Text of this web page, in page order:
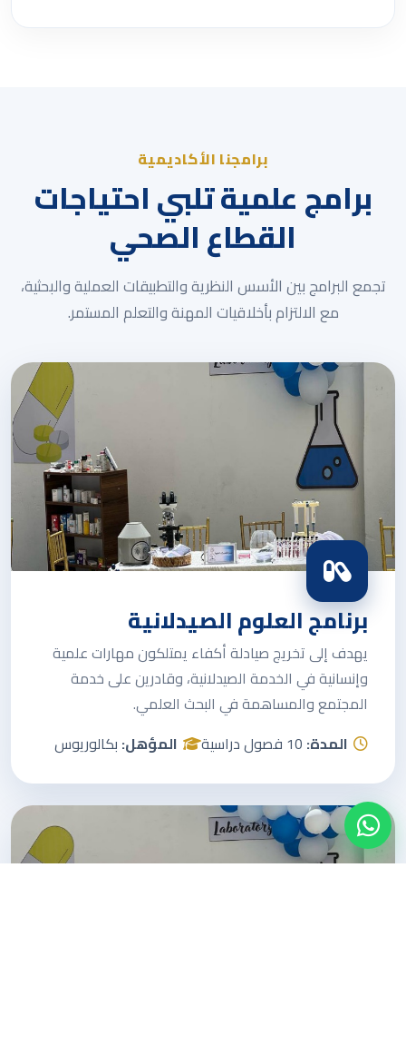
برامجنا الأكاديمية
برامج علمية تلبي احتياجات
القطاع الصحي
تجمع البرامج بين الأسس النظرية والتطبيقات العملية والبحثية،
مع الالتزام بأخلاقيات المهنة والتعلم المستمر.
برنامج العلوم الصيدلانية
يهدف إلى تخريج صيادلة أكفاء يمتلكون مهارات علمية
وإنسانية في الخدمة الصيدلانية، وقادرين على خدمة
المجتمع والمساهمة في البحث العلمي.
المدة:10 فصول دراسية المؤهل:بكالوريوس